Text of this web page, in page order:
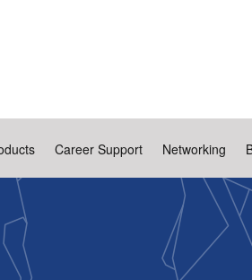
Career Support Networking